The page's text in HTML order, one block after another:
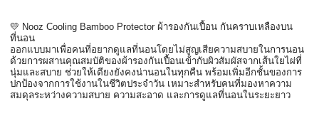
💛 Nooz Cooling Bamboo Protector ผ้ารองกันเปื้อน กันคราบเหลืองบน
ที่นอน
ออกแบบมาเพื่อคนที่อยากดูแลที่นอนโดยไม่สูญเสียความสบายในการนอน
ด้วยการผสานคุณสมบัติของผ้ารองกันเปื้อนเข้ากับผิวสัมผัสจากเส้นใยไผ่ที่
นุ่มและสบาย ช่วยให้เตียงยังคงน่านอนในทุกคืน พร้อมเพิ่มอีกชั้นของการ
ปกป้องจากการใช้งานในชีวิตประจำวัน เหมาะสำหรับคนที่มองหาความ
สมดุลระหว่างความสบาย ความสะอาด และการดูแลที่นอนในระยะยาว